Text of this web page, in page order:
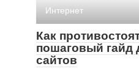
Интернет
Как
пошаговый гайд
сайтов